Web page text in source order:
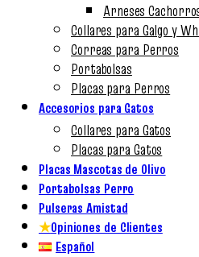
Arneses
Collares para Galgo y
Correas para Perros
Portabolsas
Placas para Perros
Accesorios para Gatos
Collares para Gatos
Placas para Gatos
Placas Mascotas de Olivo
Portabolsas Perro
Pulseras Amistad
★Opiniones de Clientes
Español